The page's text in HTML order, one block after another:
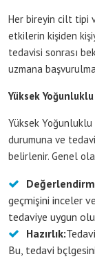
Her bireyin cilt tipi
etkilerin kişiden
tedavisi sonrası
uzmana
Yüksek
Yüksek
durumuna ve
belirlenir. Genel
geçmişini inceler
tedaviye uygun
Hazırlık:
Bu, tedavi